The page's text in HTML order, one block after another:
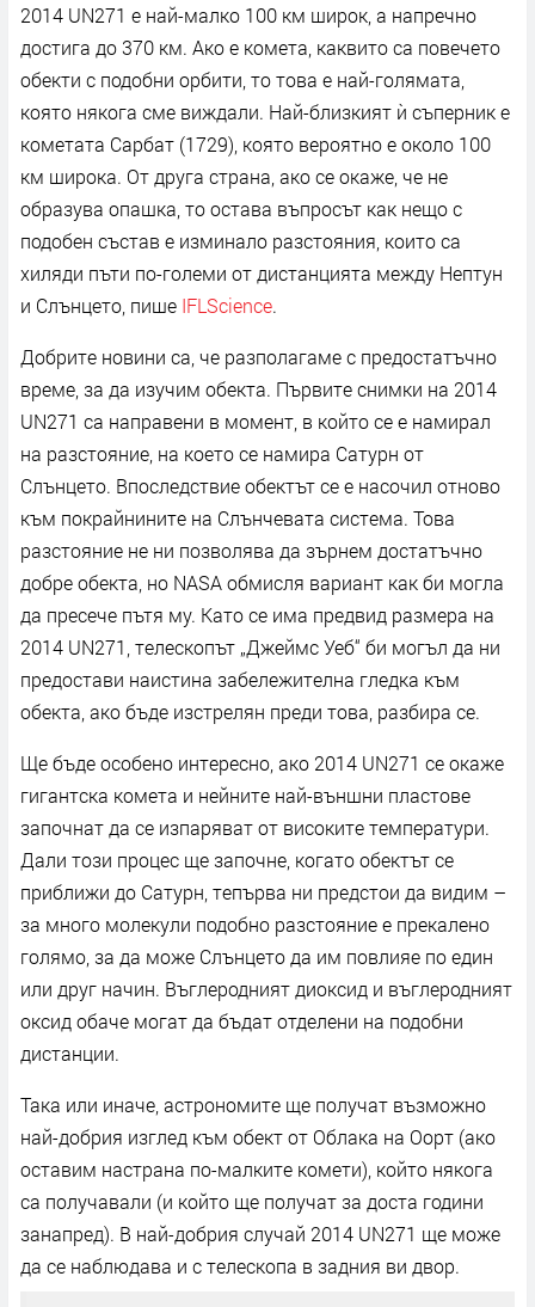
2014 UN271 е най-малко 100 км широк, а напречно
достига до 370 км. Ако е комета, каквито са повечето
обекти с подобни орбити, то това е най-голямата,
която някога сме виждали. Най-близкият ѝ съперник е
кометата Сарбат (1729), която вероятно е около 100
км широка. От друга страна, ако се окаже, че не
образува опашка, то остава въпросът как нещо с
подобен състав е изминало разстояния, които са
хиляди пъти по-големи от дистанцията между Нептун
и Слънцето, пише IFLScience.
Добрите новини са, че разполагаме с предостатъчно
време, за да изучим обекта. Първите снимки на 2014
UN271 са направени в момент, в който се е намирал
на разстояние, на което се намира Сатурн от
Слънцето. Впоследствие обектът се е насочил отново
към покрайнините на Слънчевата система. Това
разстояние не ни позволява да зърнем достатъчно
добре обекта, но NASA обмисля вариант как би могла
да пресече пътя му. Като се има предвид размера на
2014 UN271, телескопът „Джеймс Уеб“ би могъл да ни
предостави наистина забележителна гледка към
обекта, ако бъде изстрелян преди това, разбира се.
Ще бъде особено интересно, ако 2014 UN271 се окаже
гигантска комета и нейните най-външни пластове
започнат да се изпаряват от високите температури.
Дали този процес ще започне, когато обектът се
приближи до Сатурн, тепърва ни предстои да видим –
за много молекули подобно разстояние е прекалено
голямо, за да може Слънцето да им повлияе по един
или друг начин. Въглеродният диоксид и въглеродният
оксид обаче могат да бъдат отделени на подобни
дистанции.
Така или иначе, астрономите ще получат възможно
най-добрия изглед към обект от Облака на Оорт (ако
оставим настрана по-малките комети), който някога
са получавали (и който ще получат за доста години
занапред). В най-добрия случай 2014 UN271 ще може
да се наблюдава и с телескопа в задния ви двор.